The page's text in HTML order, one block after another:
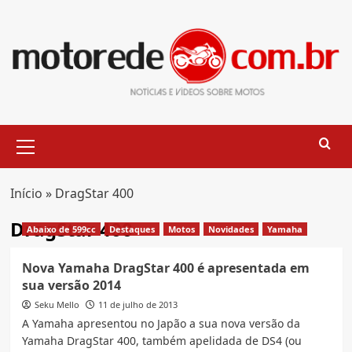
content
Menu
Início » DragStar 400
DragStar 400
Abaixo de 599cc Destaques Motos Novidades Yamaha
Nova Yamaha DragStar 400 é apresentada em
sua versão 2014
Seku Mello 11 de julho de 2013
A Yamaha apresentou no Japão a sua nova versão da
Yamaha DragStar 400, também apelidada de DS4 (ou